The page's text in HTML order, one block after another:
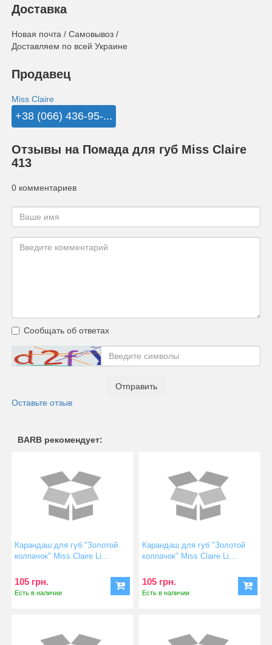
Доставка
Новая почта / Самовывоз /
Доставляем по всей Украине
Продавец
Miss Claire
+38 (066) 436-95-...
Отзывы на Помада для губ Miss Claire
413
0 комментариев
Сообщать об ответах
Отправить
Оставьте отзыв
BARB рекомендует:
Карандаш для губ "Золотой
колпачок" Miss Claire Li...
105 грн.
Есть в наличии
Карандаш для губ "Золотой
колпачок" Miss Claire Li...
105 грн.
Есть в наличии